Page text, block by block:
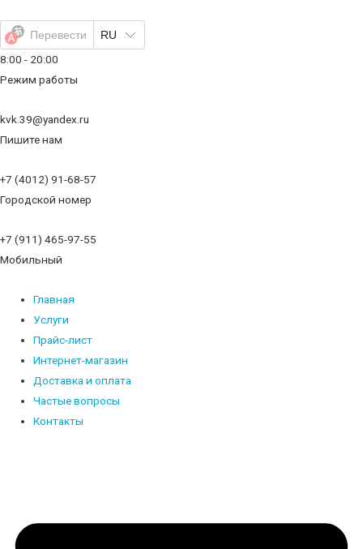
содержимому
Перевести
RU
8:00 - 20:00
Режим работы
kvk.39@yandex.ru
Пишите нам
+7 (4012) 91-68-57
Городской номер
+7 (911) 465-97-55
Мобильный
Главная
Услуги
Прайс-лист
Интернет-магазин
Доставка и оплата
Частые вопросы
Контакты